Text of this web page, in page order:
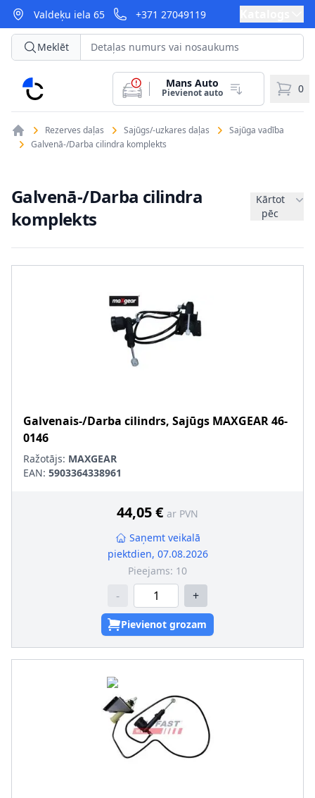
Valdeķu iela 65 +371 27049119
CarParts
Meklēt
Mans Auto
Pievienot auto 0
Rezerves daļas Sajūgs/-uzkares daļas
Sajūga vadība
Galvenā-/Darba cilindra komplekts
Galvenā-/Darba cilindra
komplekts
Kārtot
pēc
Galvenais-/Darba cilindrs, Sajūgs MAXGEAR46-
0146
Ražotājs: MAXGEAR
EAN: 5903364338961
44,05 € ar PVN
Saņemt veikalā
piektdien, 07.08.2026
Pieejams: 10
- +
Pievienot grozam